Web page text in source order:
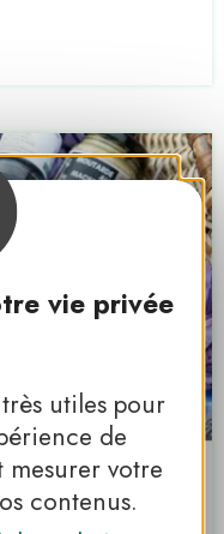
vie privée
utiles pour
de
mesurer votre
contenus.
safran - Les
Billaud